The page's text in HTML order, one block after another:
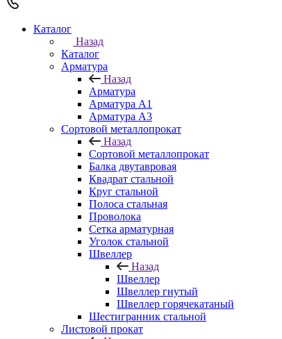
Каталог
Назад
Каталог
Арматура
Назад
Арматура
Арматура A1
Арматура А3
Сортовой металлопрокат
Назад
Сортовой металлопрокат
Балка двутавровая
Квадрат стальной
Круг стальной
Полоса стальная
Проволока
Сетка арматурная
Уголок стальной
Швеллер
Назад
Швеллер
Швеллер гнутый
Швеллер горячекатаный
Шестигранник стальной
Листовой прокат